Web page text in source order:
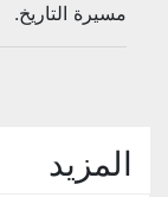
مسيرة التاريخ.
المزيد